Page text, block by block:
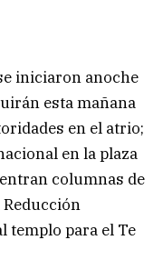
iniciaron anoche
esta mañana
en el atrio;
en la plaza
columnas de
templo para el Te